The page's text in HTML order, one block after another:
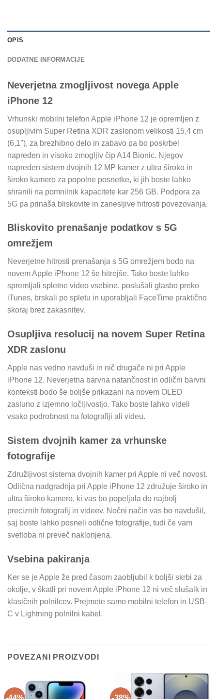
OPIS
DODATNE INFORMACIJE
Neverjetna zmogljivost novega Apple
iPhone 12
Vrhunski mobilni telefon Apple iPhone 12 je opremljen z
osupljivim Super Retina XDR zaslonom velikosti 15,4 cm
(6,1″), za brezhibno delo in zabavo pa bo poskrbel
napreden in visoko zmogljiv čip A14 Bionic. Njegov
napreden sistem dvojnih 12 MP kamer z ultra široko in
široko kamero za popolne posnetke, ki jih boste lahko
shranili na pomnilnik kapacitete kar 256 GB. Podpora za
5G pa prinaša bliskovite in zanesljive hitrosti povezovanja.
Bliskovito prenašanje podatkov s 5G
omrežjem
Neverjetne hitrosti prenašanja s 5G omrežjem bodo na
novem Apple iPhone 12 še hitrejše. Tako boste lahko
spremljali spletne video vsebine, poslušali glasbo preko
iTunes, brskali po spletu in uporabljali FaceTime praktično
skoraj brez zakasnitev.
Osupljiva resolucij na novem Super Retina
XDR zaslonu
Apple nas vedno navduši in nič drugače ni pri Apple
iPhone 12. Neverjetna barvna natančnost in odlični barvni
konteksti bodo še boljše prikazani na novem OLED
zasluno z izjemno ločljivostjo. Tako boste lahko videli
vsako podrobnost na fotografiji ali videu.
Sistem dvojnih kamer za vrhunske
fotografije
Združljivost sistema dvojnih kamer pri Apple ni več novost.
Odlična nadgradnja pri Apple iPhone 12 združuje široko in
ultra široko kamero, ki vas bo popeljala do najbolj
preciznih fotografij in videev. Nočni način vas bo navdušil,
saj boste lahko posneli odlične fotografije, tudi če vam
svetloba ni preveč naklonjena.
Vsebina pakiranja
Ker se je Apple že pred časom zaobljubil k boljši skrbi za
okolje, v škatli pri novem Apple iPhone 12 ni več slušalk in
klasičnih polnilcev. Prejmete samo mobilni telefon in USB-
C v Lightning polnilni kabel.
POVEZANI PROIZVODI